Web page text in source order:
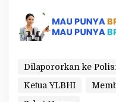
Dilapororkan ke
Ketua YLBHI